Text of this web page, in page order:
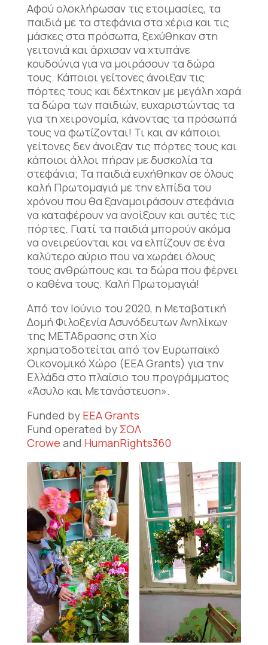
Αφού ολοκλήρωσαν τις ετοιμασίες, τα
παιδιά με τα στεφάνια στα χέρια και τις
μάσκες στα πρόσωπα, ξεχύθηκαν στη
γειτονιά και άρχισαν να χτυπάνε
κουδούνια για να μοιράσουν τα δώρα
τους. Κάποιοι γείτονες άνοιξαν τις
πόρτες τους και δέχτηκαν με μεγάλη χαρά
τα δώρα των παιδιών, ευχαριστώντας τα
για τη χειρονομία, κάνοντας τα πρόσωπά
τους να φωτίζονται! Τι και αν κάποιοι
γείτονες δεν άνοιξαν τις πόρτες τους και
κάποιοι άλλοι πήραν με δυσκολία τα
στεφάνια; Τα παιδιά ευχήθηκαν σε όλους
καλή Πρωτομαγιά με την ελπίδα του
χρόνου που θα ξαναμοιράσουν στεφάνια
να καταφέρουν να ανοίξουν και αυτές τις
πόρτες. Γιατί τα παιδιά μπορούν ακόμα
να ονειρεύονται και να ελπίζουν σε ένα
καλύτερο αύριο που να χωράει όλους
τους ανθρώπους και τα δώρα που φέρνει
ο καθένα τους. Καλή Πρωτομαγιά!
Από τον Ιούνιο του 2020, η Μεταβατική
Δομή Φιλοξενία Ασυνόδευτων Ανηλίκων
της ΜΕΤΑδρασης στη Χίο
χρηματοδοτείται από τον Ευρωπαϊκό
Οικονομικό Χώρο (EEA Grants) για την
Ελλάδα στο πλαίσιο του προγράμματος
«Άσυλο και Μετανάστευση».
Funded by EEA Grants
Fund operated by ΣΟΛ
Crowe and HumanRights360